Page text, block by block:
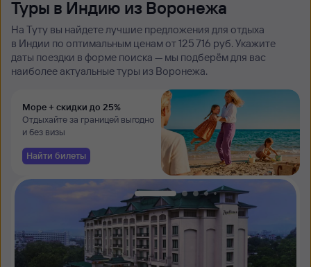
Туры в Индию из Воронежа
На Туту вы найдете лучшие предложения для отдыха
в Индии по оптимальным ценам от 125 ⁠716 руб. Укажите
даты поездки в форме поиска — мы подберём для вас
наиболее актуальные туры из Воронежа.
Море + скидки до 25%
Отдыхайте за границей выгодно
и без визы
Найти билеты